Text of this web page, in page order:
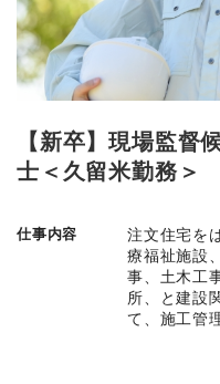
【新卒】現場監督
士＜久留米勤務＞
仕事内容
注文住宅を
療福祉施設
事、土木工
所、と建設
て、施工管